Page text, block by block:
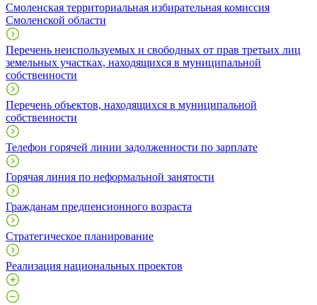
Смоленская территориальная избирательная комиссия
Смоленской области
Перечень неиспользуемых и свободных от прав третьих лиц
земельных участках, находящихся в муниципальной
собственности
Перечень объектов, находящихся в муниципальной
собственности
Телефон горячей линии задолженности по зарплате
Горячая линия по неформальной занятости
Гражданам предпенсионного возраста
Стратегическое планирование
Реализация национальных проектов